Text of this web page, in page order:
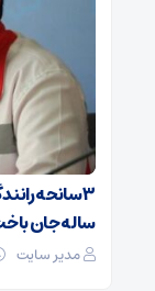
ساله جان
مدیر سایت